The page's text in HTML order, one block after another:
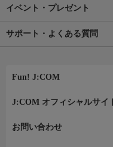
イベント・プレゼント
サポート・よくある質問
Fun! J:COM
J:COM オフィシャルサイ
お問い合わせ